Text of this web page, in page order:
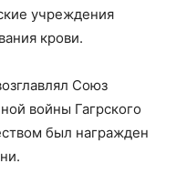
учреждения
крови.
Союз
войны Гагрского
был награжден